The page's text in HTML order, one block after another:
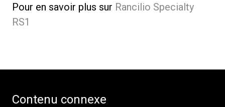
Pour en savoir plus sur Rancilio Specialty
RS1
Contenu connexe